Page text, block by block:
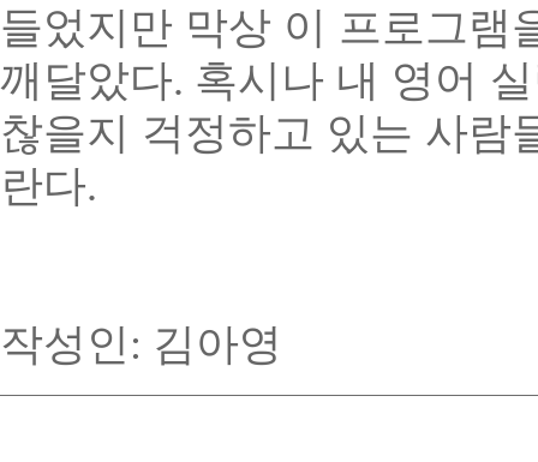
들었지만 막상 이 프로그램
깨달았다. 혹시나 내 영어
찮을지 걱정하고 있는 사람
란다.
작성인: 김아영